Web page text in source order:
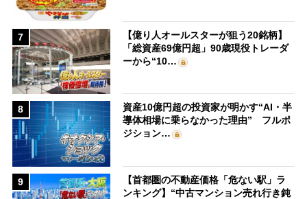
7
【億り人オールスターが狙う20銘柄】
「総資産69億円超」90歳現役トレーダ
ーから“10…
8
資産10億円超の投資家が明かす“AI・半
導体相場に乗らなかった理由” フルポ
ジション…
9
【首都圏の不動産価格「危ない駅」ラ
ンキング】“中古マンション売れ行き鈍